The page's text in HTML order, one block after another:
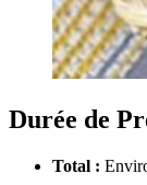
Durée de
Total :